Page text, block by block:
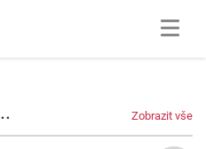
Zobrazit vše